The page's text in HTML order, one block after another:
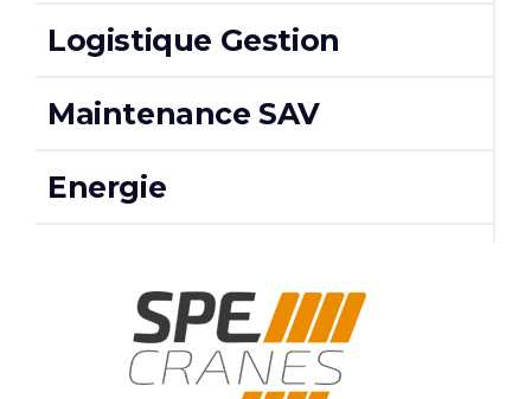
Logistique Gestion
Maintenance SAV
Energie